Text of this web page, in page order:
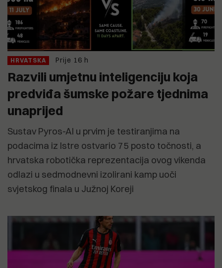
HRVATSKA Prije 16 h
Razvili umjetnu inteligenciju koja
predviđa šumske požare tjednima
unaprijed
Sustav Pyros-AI u prvim je testiranjima na
podacima iz Istre ostvario 75 posto točnosti, a
hrvatska robotička reprezentacija ovog vikenda
odlazi u sedmodnevni izolirani kamp uoči
svjetskog finala u Južnoj Koreji